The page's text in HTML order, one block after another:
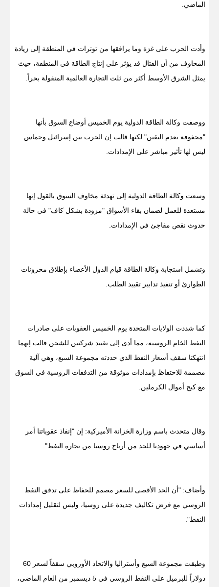
الماضي.
وأدت الحرب على غزة وما يرافقها من توترات في المنطقة إلى زيادة
المخاوف من أن القتال قد يؤثر على إنتاج الطاقة في المنطقة، حيث
يمثل الشرق الأوسط أكثر من ثلث التجارة العالمية المنقولة بحراً.
ووصفت وكالة الطاقة الدولية يوم الخميس أوضاع السوق بأنها
"محفوفة بعدم اليقين" لكنها قالت إن الحرب بين إسرائيل وحماس
ليس لها تأثير مباشر على الإمدادات.
وسعت وكالة الطاقة الدولية إلى تهدئة مخاوف السوق بالقول إنها
مستعدة للعمل لضمان بقاء الأسواق "مزودة بشكل كاف" في حالة
حدوث نقص مفاجئ في الإمدادات.
وتشمل استجابة وكالة الطاقة قيام الدول الأعضاء بإطلاق مخزونات
الطوارئ أو تنفيذ تدابير تقييد الطلب.
كما شددت الولايات المتحدة يوم الخميس العقوبات على صادرات
النفط الخام الروسية، مما أدى إلى تقييد شركتين للشحن قالت إنهما
انتهكتا سقف أسعار النفط الذي حددته مجموعة السبع، وهي آلية
مصممة للاحتفاظ بإمدادات موثوقة من التدفقات الروسية في السوق
مع كبح أموال الكرملين.
وقال متحدث باسم وزارة الخزانة الأميركية: إن "إنفاذ عقوباتنا أمر
أساسي في جهودنا للحد من أرباح روسيا من تجارة النفط".
وأضاف: "أن الحد الأقصى للسعر مصمم للحفاظ على تدفق النفط
الروسي مع فرض تكاليف جديدة على روسيا، وليس لتقليل إمدادات
النفط".
وطبقت مجموعة السبع وأستراليا والاتحاد الأوروبي سقفاً لسعر 60
دولاراً للبرميل على النفط الروسي في 5 ديسمبر من العام الماضي،